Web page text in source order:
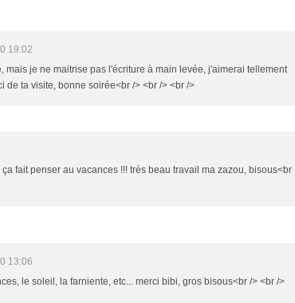
19:02
mais je ne maitrise pas l'écriture à main levée, j'aimerai tellement
de ta visite, bonne soirée<br /> <br /> <br />
fait penser au vacances !!! très beau travail ma zazou, bisous<br
13:06
le soleil, la farniente, etc... merci bibi, gros bisous<br /> <br />